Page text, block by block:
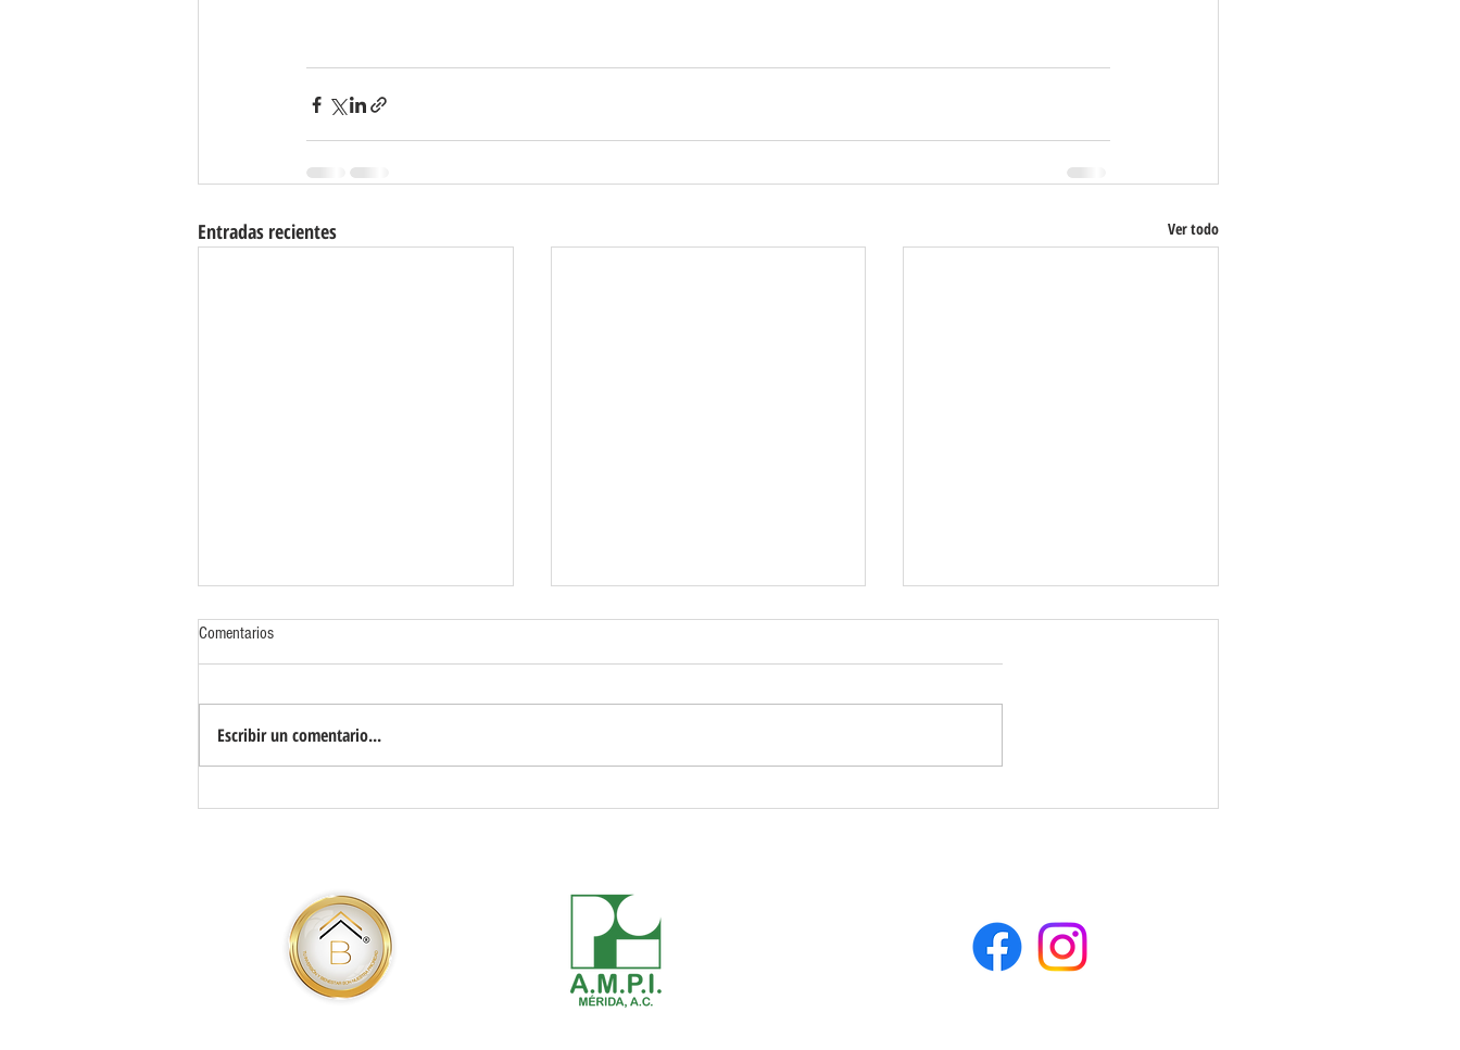
Entradas recientes Ver todo
🛑👁️ ¡LA MÉRIDA ENIGMÁTICA: 3
Comentarios
Escribir un comentario...